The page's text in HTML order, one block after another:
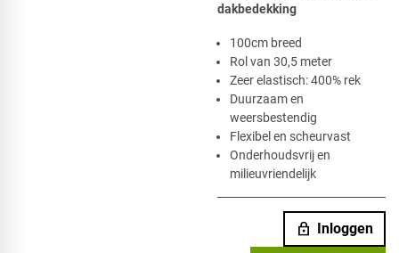
dakbedekking​
​100cm breed
Rol van 30,5 meter
Zeer elastisch: 400% rek
Duurzaam en
weersbestendig
Flexibel en scheurvast
Onderhoudsvrij en
milieuvriendelijk
lock Inloggen